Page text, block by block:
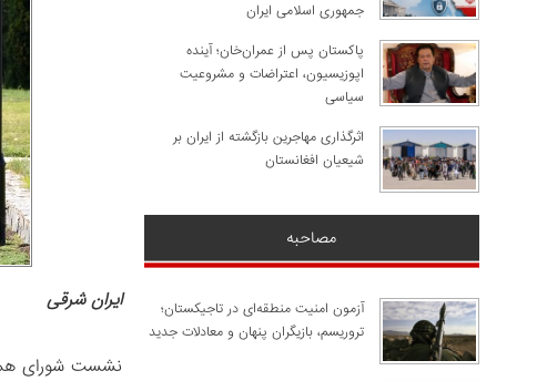
ایران شرقی
نشست شورای
جمهوری اسلامی ایران
پاکستان پس از عمران‌خان؛ آینده
اپوزیسیون، اعتراضات و مشروعیت
سیاسی
اثرگذاری مهاجرین بازگشته از ایران بر
شیعیان افغانستان
مصاحبه
آزمون امنیت منطقه‌ای در تاجیکستان؛
تروریسم، بازیگران پنهان و معادلات جدید